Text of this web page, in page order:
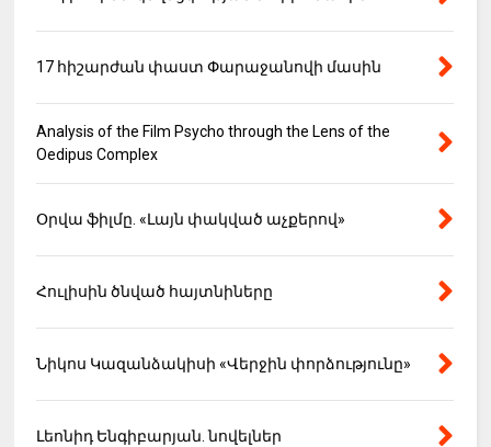
17 հիշարժան փաստ Փարաջանովի մասին
Analysis of the Film Psycho through the Lens of the
Oedipus Complex
Օրվա ֆիլմը. «Լայն փակված աչքերով»
Հուլիսին ծնված հայտնիները
Նիկոս Կազանձակիսի «Վերջին փորձությունը»
Լեոնիդ Ենգիբարյան. նովելներ